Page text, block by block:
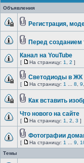
Объявления
Регистрация,
Перед созданием
Канал на YouTube
[ На страницу: 1 2 ]
Светодиоды в ЖК
[ На страницу: 1 8 9
Как вставить
Что нового на сайте
[ На страницу: 1 2 3 ]
Фотографии
[ На страницу: 1 9
Темы